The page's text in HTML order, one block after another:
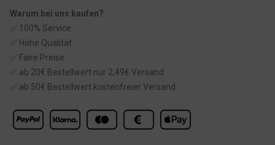
ü
n
g
l
i
c
h
e
P
r
e
i
Warum bei uns kaufen?
✅ 100% Service
✅ Hohe Qualität
✅ Faire Preise
✅ ab 20€ Bestellwert nur 2,49€ Versand
✅ ab 50€ Bestellwert kostenfreier Versand